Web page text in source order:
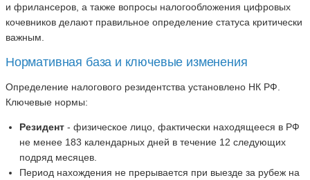
и фрилансеров, а также вопросы налогообложения цифровых
кочевников делают правильное определение статуса критически
важным.
Нормативная база и ключевые изменения
Определение налогового резидентства установлено НК РФ.
Ключевые нормы:
Резидент - физическое лицо, фактически находящееся в РФ
не менее 183 календарных дней в течение 12 следующих
подряд месяцев.
Период нахождения не прерывается при выезде за рубеж на